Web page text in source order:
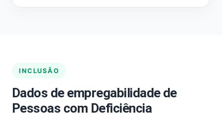
INCLUSÃO
Dados de empregabilidade de
Pessoas com Deficiência